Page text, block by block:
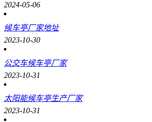
2024-05-06
候车亭厂家地址
2023-10-30
公交车候车亭厂家
2023-10-31
太阳能候车亭生产厂家
2023-10-31